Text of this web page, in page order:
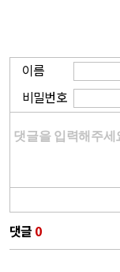
이름
비밀번호
댓글 0